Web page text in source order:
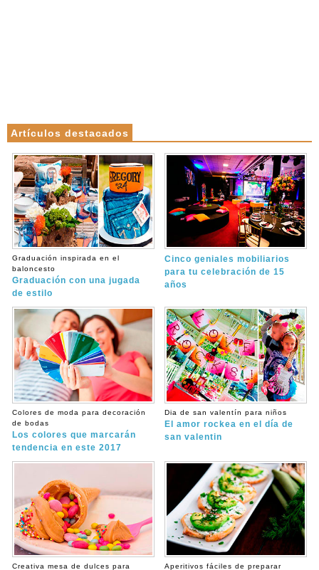
Artículos destacados
Graduación inspirada en el
baloncesto
Graduación con una jugada
de estilo
Cinco geniales mobiliarios
para tu celebración de 15
años
Colores de moda para decoración
de bodas
Los colores que marcarán
tendencia en este 2017
Dia de san valentín para niños
El amor rockea en el día de
san valentin
Creativa mesa de dulces para Aperitivos fáciles de preparar